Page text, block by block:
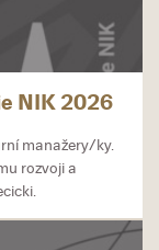
NIK 2026
manažery/ky.
rozvoji a